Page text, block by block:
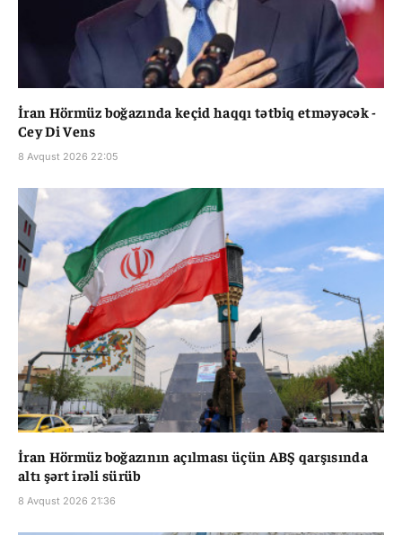
İran Hörmüz boğazında keçid haqqı tətbiq etməyəcək -
Cey Di Vens
8 Avqust 2026 22:05
İran Hörmüz boğazının açılması üçün ABŞ qarşısında
altı şərt irəli sürüb
8 Avqust 2026 21:36